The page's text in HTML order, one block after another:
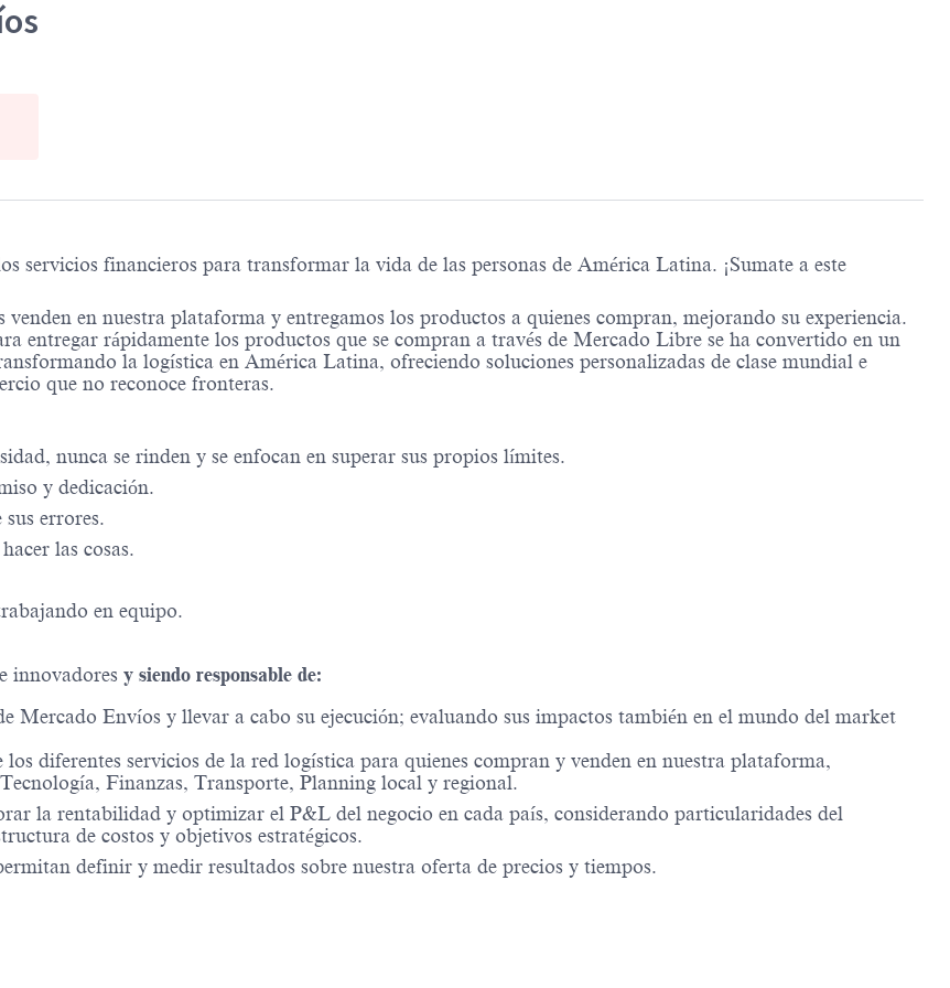
servicios financieros para transformar la vida de las personas de América Latina. ¡Sumate a este
en nuestra plataforma y entregamos los productos a quienes compran, mejorando su experiencia.
entregar rápidamente los productos que se compran a través de Mercado Libre se ha convertido en un
la logística en América Latina, ofreciendo soluciones personalizadas de clase mundial e
que no reconoce fronteras.
nunca se rinden y se enfocan en superar sus propios límites.
y dedicación.
errores.
las cosas.
en equipo.
innovadores y siendo responsable de:
Mercado Envíos y llevar a cabo su ejecución; evaluando sus impactos también en el mundo del market
diferentes servicios de la red logística para quienes compran y venden en nuestra plataforma,
Finanzas, Transporte, Planning local y regional.
la rentabilidad y optimizar el P&L del negocio en cada país, considerando particularidades del
de costos y objetivos estratégicos.
definir y medir resultados sobre nuestra oferta de precios y tiempos.